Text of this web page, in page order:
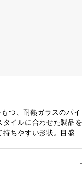
つ、耐熱ガラスのパイ
タイルに合わせた製品を
ちやすい形状。目盛が